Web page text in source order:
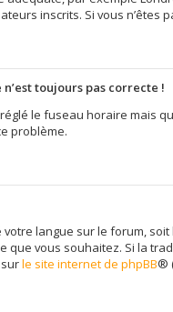
inscrits. Si vous n’êtes
toujours pas correcte !
le fuseau horaire mais
problème.
langue sur le forum,
que vous souhaitez. Si la
le site internet de phpBB®